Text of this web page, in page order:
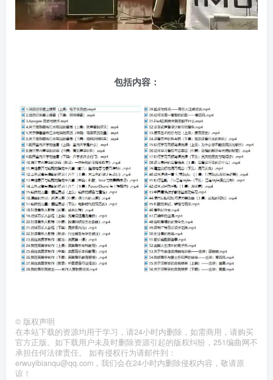
包括内容：
© 版权声明
在本站下载的资源均用于学习，请24小时内删除，如需商用，请购买
官方正版。如下载用户未及时删除资源引起的版权纠纷，251编曲网不
承担任何法律责任。 如有侵权行为请邮件到：
erwuyibianqu@qq.com，我们会在24小时内删除侵权内容，敬请原
谅！